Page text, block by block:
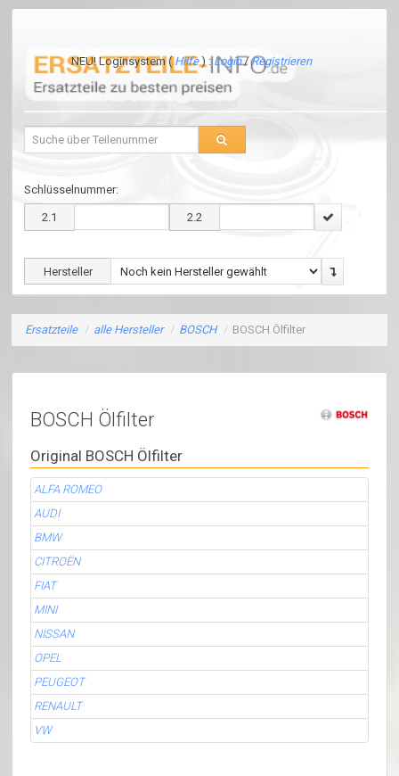
NEU! Loginsystem (Hilfe) :Login/Registrieren
Schlüsselnummer:
2.1 2.2
Hersteller
Ersatzteile / alle Hersteller / BOSCH / BOSCH Ölfilter
BOSCH Ölfilter
Original BOSCH Ölfilter
ALFA ROMEO
AUDI
BMW
CITROËN
FIAT
MINI
NISSAN
OPEL
PEUGEOT
RENAULT
VW